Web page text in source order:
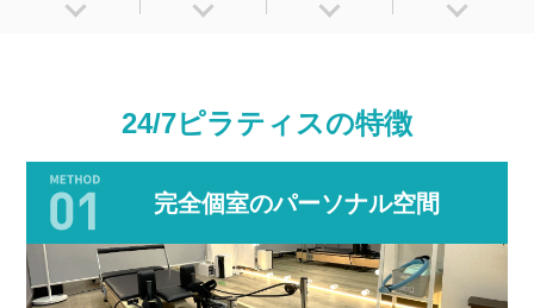
24/7ピラティスの特徴
完全個室のパーソナル空間